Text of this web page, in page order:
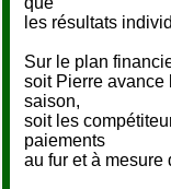
les résultats
Sur le plan
soit Pierre avance
saison,
soit les
paiements
au fur et à mesure